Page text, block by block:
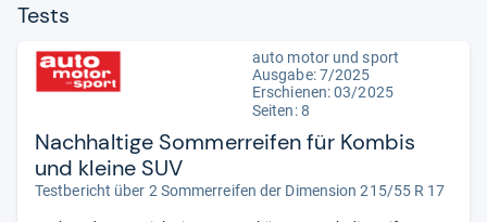
Tests
auto motor und sport
Ausgabe: 7/2025
Erschienen: 03/2025
Seiten: 8
Nachhaltige Sommerreifen für Kombis
und kleine SUV
Testbericht über 2 Sommerreifen der Dimension 215/55 R 17